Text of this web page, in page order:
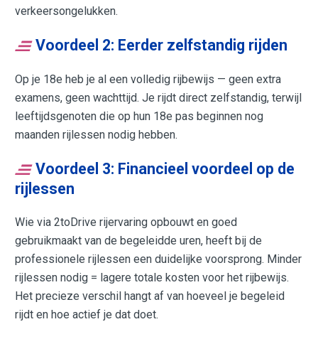
verkeersongelukken.
Voordeel 2: Eerder zelfstandig rijden
Op je 18e heb je al een volledig rijbewijs — geen extra
examens, geen wachttijd. Je rijdt direct zelfstandig, terwijl
leeftijdsgenoten die op hun 18e pas beginnen nog
maanden rijlessen nodig hebben.
Voordeel 3: Financieel voordeel op de
rijlessen
Wie via 2toDrive rijervaring opbouwt en goed
gebruikmaakt van de begeleidde uren, heeft bij de
professionele rijlessen een duidelijke voorsprong. Minder
rijlessen nodig = lagere totale kosten voor het rijbewijs.
Het precieze verschil hangt af van hoeveel je begeleid
rijdt en hoe actief je dat doet.